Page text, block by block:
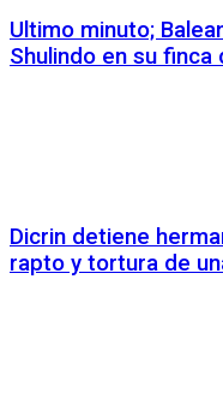
Ultimo minuto;
Shulindo en su finca
Dicrin detiene
rapto y tortura de